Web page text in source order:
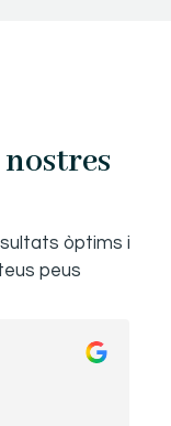
òptims i
peus